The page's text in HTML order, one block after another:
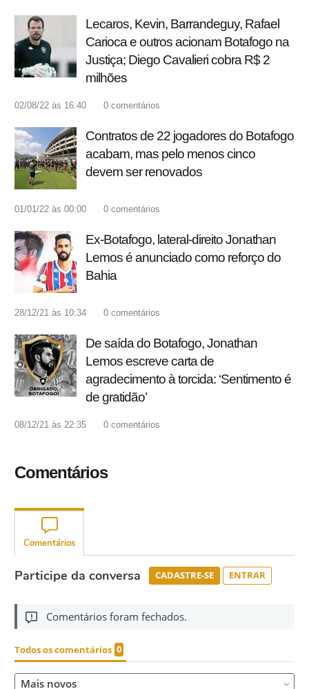
Lecaros, Kevin, Barrandeguy, Rafael
Carioca e outros acionam Botafogo na
Justiça; Diego Cavalieri cobra R$ 2
milhões
02/08/22 às 16:40 0 comentários
Contratos de 22 jogadores do Botafogo
acabam, mas pelo menos cinco
devem ser renovados
01/01/22 às 00:00 0 comentários
Ex-Botafogo, lateral-direito Jonathan
Lemos é anunciado como reforço do
Bahia
28/12/21 às 10:34 0 comentários
De saída do Botafogo, Jonathan
Lemos escreve carta de
agradecimento à torcida: ‘Sentimento é
de gratidão’
08/12/21 às 22:35 0 comentários
Comentários